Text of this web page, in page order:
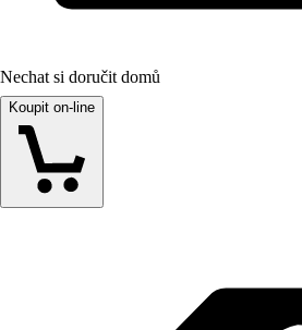
Nechat si doručit domů
Koupit on-line